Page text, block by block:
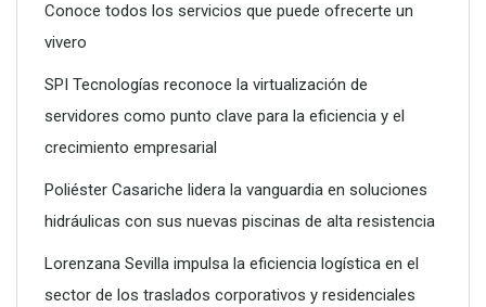
SPI Tecnologías reconoce la virtualización de servidores
como punto clave para la eficiencia y el crecimiento
empresarial
Conoce todos los servicios que puede ofrecerte un
vivero
SPI Tecnologías reconoce la virtualización de
servidores como punto clave para la eficiencia y el
crecimiento empresarial
Poliéster Casariche lidera la vanguardia en soluciones
hidráulicas con sus nuevas piscinas de alta resistencia
Lorenzana Sevilla impulsa la eficiencia logística en el
sector de los traslados corporativos y residenciales